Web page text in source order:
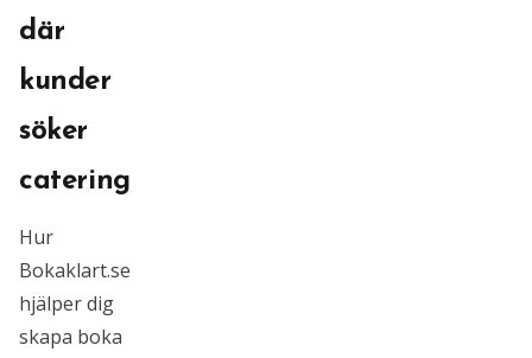
där
kunder
söker
catering
Hur
Bokaklart.se
hjälper dig
skapa boka